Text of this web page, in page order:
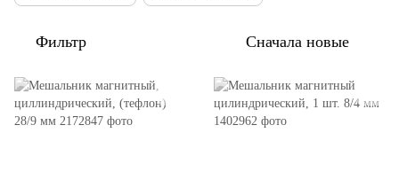
Фильтр Сначала новые